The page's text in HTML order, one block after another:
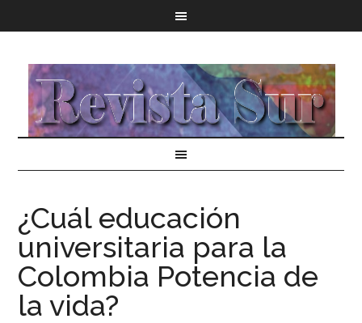
¿Cuál educación
universitaria para la
Colombia Potencia de
la vida?